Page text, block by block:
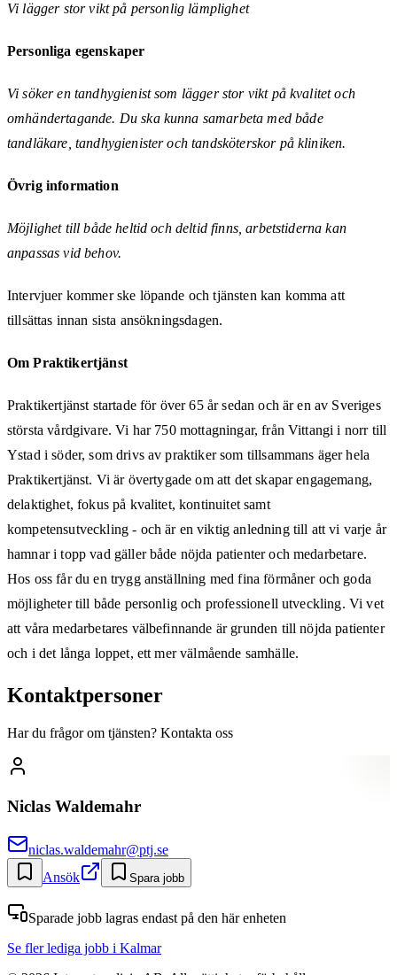
Vi lägger stor vikt på personlig lämplighet
Personliga egenskaper
Vi söker en tandhygienist som lägger stor vikt på kvalitet och
omhändertagande. Du ska kunna samarbeta med både
tandläkare, tandhygienister och tandsköterskor på kliniken.
Övrig information
Möjlighet till både heltid och deltid finns, arbetstiderna kan
anpassas vid behov.
Intervjuer kommer ske löpande och tjänsten kan komma att
tillsättas innan sista ansökningsdagen.
Om Praktikertjänst
Praktikertjänst startade för över 65 år sedan och är en av Sveriges
största vårdgivare. Vi har 750 mottagningar, från Vittangi i norr till
Ystad i söder, som drivs av praktiker som tillsammans äger hela
Praktikertjänst. Vi är övertygade om att det skapar engagemang,
delaktighet, fokus på kvalitet, kontinuitet samt
kompetensutveckling - och är en viktig anledning till att vi varje år
hamnar i topp vad gäller både nöjda patienter och medarbetare.
Hos oss får du en trygg anställning med fina förmåner och goda
möjligheter till både personlig och professionell utveckling. Vi vet
att våra medarbetares välbefinnande är grunden till nöjda patienter
och i det långa loppet, ett mer välmående samhälle.
Kontaktpersoner
Har du frågor om tjänsten? Kontakta oss
Niclas Waldemahr
niclas.waldemahr@ptj.se
Ansök
Spara jobb
Sparade jobb lagras endast på den här enheten
Se fler lediga jobb i Kalmar